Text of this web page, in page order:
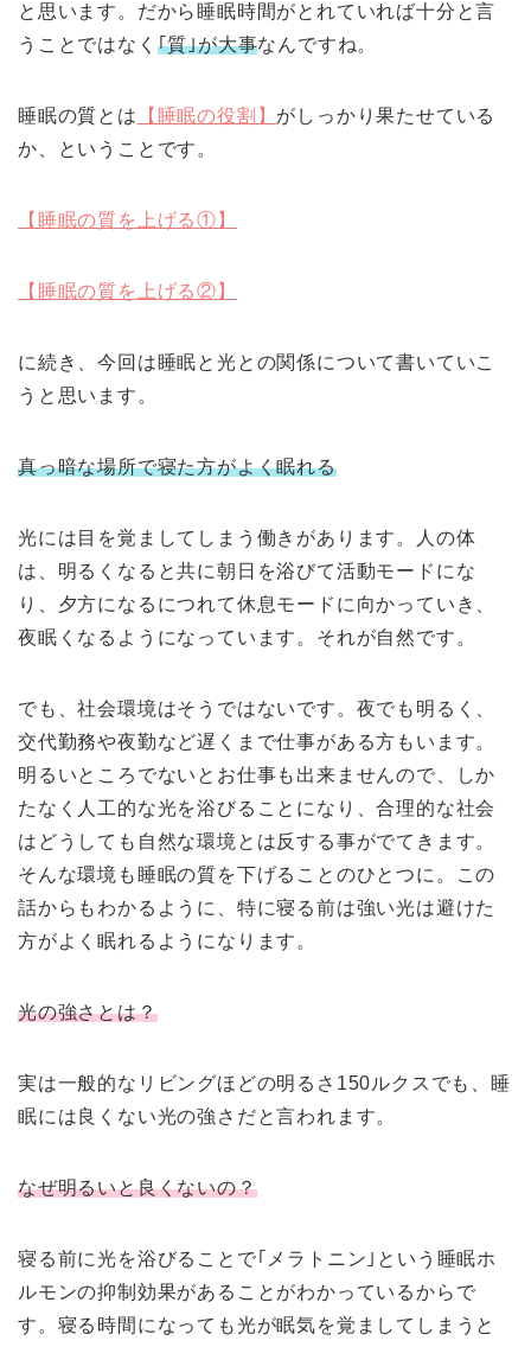
と思います。だから睡眠時間がとれていれば十分と言
うことではなく ｢質｣が大事なんですね。
睡眠の質とは 【睡眠の役割】 がしっかり果たせている
か、ということです。
【睡眠の質を上げる①】
【睡眠の質を上げる②】
に続き、今回は睡眠と光との関係について書いていこ
うと思います。
真っ暗な場所で寝た方がよく眠れる
光には目を覚ましてしまう働きがあります。人の体
は、明るくなると共に朝日を浴びて活動モードにな
り、夕方になるにつれて休息モードに向かっていき、
夜眠くなるようになっています。それが自然です。
でも、社会環境はそうではないです。夜でも明るく、
交代勤務や夜勤など遅くまで仕事がある方もいます。
明るいところでないとお仕事も出来ませんので、しか
たなく人工的な光を浴びることになり、合理的な社会
はどうしても自然な環境とは反する事がでてきます。
そんな環境も睡眠の質を下げることのひとつに。この
話からもわかるように、特に寝る前は強い光は避けた
方がよく眠れるようになります。
光の強さとは？
実は一般的なリビングほどの明るさ150ルクスでも、睡
眠には良くない光の強さだと言われます。
なぜ明るいと良くないの？
寝る前に光を浴びることで｢メラトニン｣という睡眠ホ
ルモンの抑制効果があることがわかっているからで
す。寝る時間になっても光が眠気を覚ましてしまうと